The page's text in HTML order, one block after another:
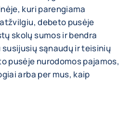
kuri parengiama
debeto pusėje
skolų sumos ir bendra
susijusių sąnaudų ir teisinių
pusėje nurodomos pajamos,
arba per mus, kaip